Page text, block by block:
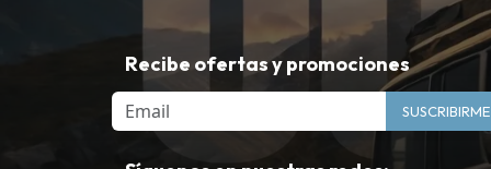
Recibe ofertas y promociones
Email SUSCRIBIRME